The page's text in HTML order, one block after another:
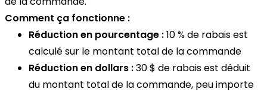
Comment ça fonctionne :
Réduction en pourcentage :10 % de rabais est
calculé sur le montant total de la commande
Réduction en dollars :30 $ de rabais est déduit
du montant total de la commande, peu importe